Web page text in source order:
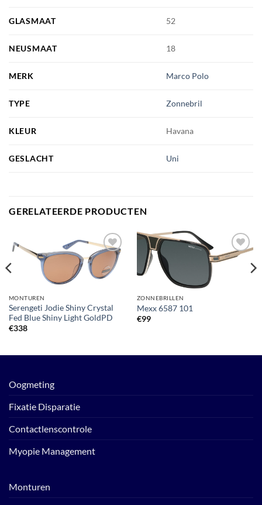
GLASMAAT 52
NEUSMAAT 18
MERK Marco Polo
TYPE Zonnebril
KLEUR Havana
GESLACHT Uni
GERELATEERDE PRODUCTEN
Toevoegen
aan
verlanglijst
MONTUREN
Serengeti Jodie Shiny Crystal
Fed Blue Shiny Light GoldPD
€338
Toevoegen
ZONNEBRILLEN
Mexx 6587 101
€99
Oogmeting
Fixatie Disparatie
Contactlenscontrole
Myopie Management
Monturen